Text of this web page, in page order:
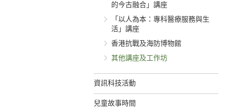
的今古融合」講座
「以人為本：專科醫療服務與生
活」講座
香港抗戰及海防博物館
其他講座及工作坊
資訊科技活動
兒童故事時間